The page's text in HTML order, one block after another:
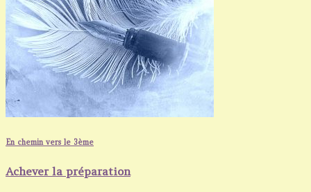
En chemin vers le 3ème
Achever la préparation